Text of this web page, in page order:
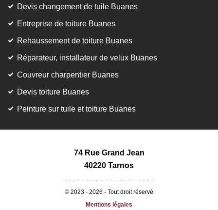
Devis changement de tuile Buanes
Entreprise de toiture Buanes
Rehaussement de toiture Buanes
Réparateur, installateur de velux Buanes
Couvreur charpentier Buanes
Devis toiture Buanes
Peinture sur tuile et toiture Buanes
74 Rue Grand Jean
40220 Tarnos
© 2023 - 2026 - Tout droit réservé
Mentions légales